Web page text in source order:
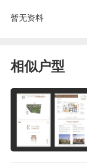
暂无资料
相似户型